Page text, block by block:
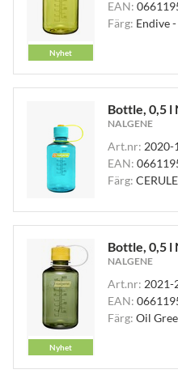
Nyhet
EAN:
Färg: Endive
Bottle, 0,5 l
NALGENE
Art.nr: 2020-
EAN:
Färg:
Nyhet
Bottle, 0,5 l
NALGENE
Art.nr: 2021-
EAN:
Färg: Oil